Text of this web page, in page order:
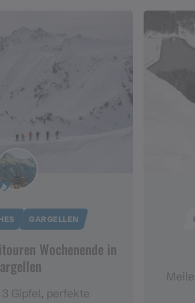
GARGELLEN
Wochenende in
Gipfel, perfekte